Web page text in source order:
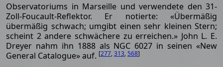
Observatoriums in Marseille und verwendete den 31-
Zoll-Foucault-Reflektor. Er notierte: «Übermäßig
übermäßig schwach; umgibt einen sehr kleinen Stern;
scheint 2 andere schwächere zu erreichen.» John L. E.
Dreyer nahm ihn 1888 als NGC 6027 in seinen «New
General Catalogue» auf. [277,313, 568]